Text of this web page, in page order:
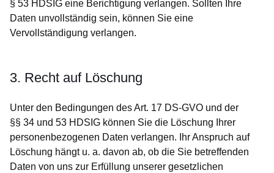
§ 53 HDSIG eine Berichtigung verlangen. Sollten Ihre
Daten unvollständig sein, können Sie eine
Vervollständigung verlangen.
3. Recht auf Löschung
Unter den Bedingungen des Art. 17 DS-GVO und der
§§ 34 und 53 HDSIG können Sie die Löschung Ihrer
personenbezogenen Daten verlangen. Ihr Anspruch auf
Löschung hängt u. a. davon ab, ob die Sie betreffenden
Daten von uns zur Erfüllung unserer gesetzlichen